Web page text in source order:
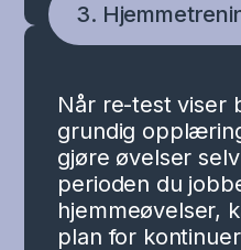
3.
Når re-test viser
grundig
gjøre øvelser
perioden du
hjemmeøvelser,
plan for